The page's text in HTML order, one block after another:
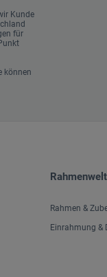
Kunde
für
können
Rahmenwelt
Rahmen &
Einrahmung &